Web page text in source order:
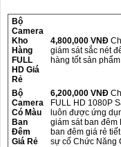
Bộ
Camera
Kho
Hàng
FULL
HD Giá
Rẻ
4,800,000 VNĐ
giám sát sắc nét
hàng tốt sản
Bộ
Camera
Có Màu
Ban
Đêm
Giá Rẻ
6,200,000 VNĐ
FULL HD 1080P
luôn được ứng
giám sát ban đêm
ban đêm giá rẻ
sự cố Chức Năng